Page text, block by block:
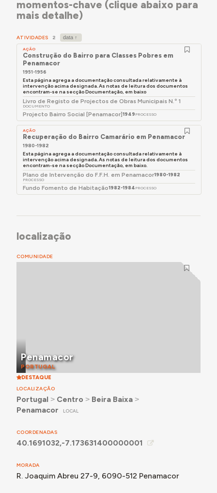
de acesso ao pátio exterior.
enquanto outras foram sendo adaptadas e
ampliadas, incluindo o acrescento de pisos.
momentos-chave (clique abaixo para
mais detalhe)
ATIVIDADES 2
AÇÃO
Construção do Bairro para Classes Pobres em
Penamacor
1951-1956
Esta página agrega a documentação consultada relativamente à
intervenção acima designada. As notas de leitura dos documentos
encontram-se na secção Documentação, em baixo
Livro de Registo de Projectos de Obras Municipais N.º 1
DOCUMENTO
Projecto Bairro Social [Penamacor]1949 PROCESSO
AÇÃO
Recuperação do Bairro Camarário em Penamacor
1980-1982
Esta página agrega a documentação consultada relativamente à
intervenção acima designada. As notas de leitura dos documentos
encontram-se na secção Documentação, em baixo.
Plano de Intervenção do F.F.H. em Penamacor1980-1982
PROCESSO
Fundo Fomento de Habitação1982-1984 PROCESSO
localização
COMUNIDADE
Penamacor
PORTUGAL
DESTAQUE
LOCALIZAÇÃO
Portugal ˃ Centro ˃ Beira Baixa˃
Penamacor
LOCAL
COORDENADAS
40.1691032,-7.173631400000001
MORADA
R. Joaquim Abreu 27-9, 6090-512 Penamacor